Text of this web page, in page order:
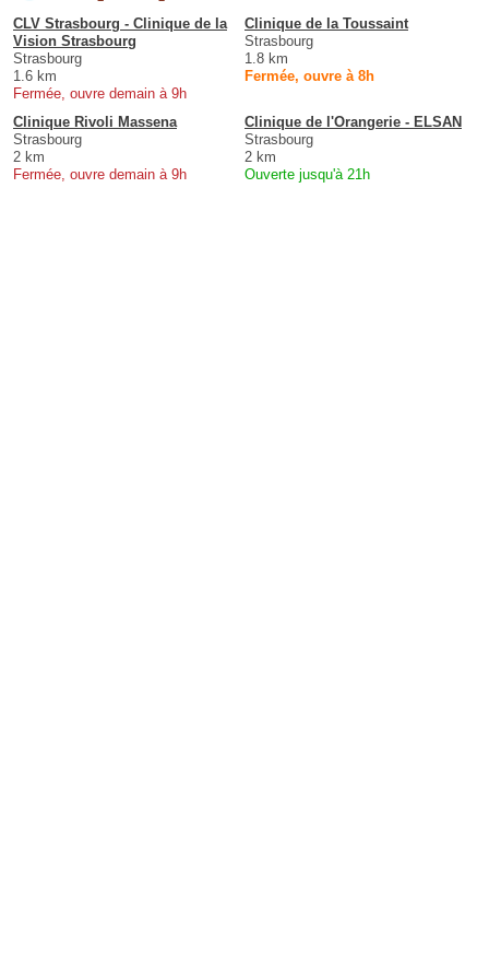
CLV Strasbourg - Clinique de la
Vision Strasbourg
Strasbourg
1.6 km
Fermée, ouvre demain à 9h
Clinique de la Toussaint
Strasbourg
1.8 km
Fermée, ouvre à 8h
Clinique Rivoli Massena
Strasbourg
2 km
Fermée, ouvre demain à 9h
Clinique de l'Orangerie - ELSAN
Strasbourg
2 km
Ouverte jusqu'à 21h